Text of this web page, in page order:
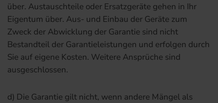
über. Austauschteile oder Ersatzgeräte gehen in Ihr
Eigentum über. Aus- und Einbau der Geräte zum
Zweck der Abwicklung der Garantie sind nicht
Bestandteil der Garantieleistungen und erfolgen durch
Sie auf eigene Kosten. Weitere Ansprüche sind
ausgeschlossen.
d) Die Garantie gilt nicht, wenn andere Mängel als